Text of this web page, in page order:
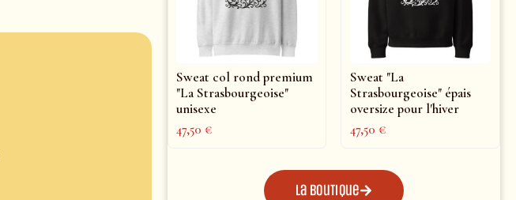
Sweat col rond premium
"La Strasbourgeoise"
unisexe
47,50€
Sweat "La
Strasbourgeoise" épais
oversize pour l'hiver
47,50€
La boutique